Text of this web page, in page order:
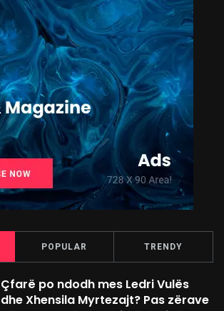
POPULAR TRENDY
Çfarë po ndodh mes Ledri Vulës
dhe Xhensila Myrtezajt? Pas zërave